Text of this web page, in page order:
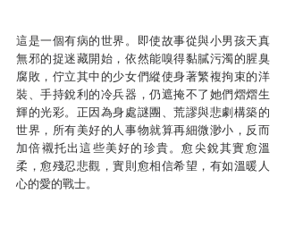
這是一個有病的世界。即使故事從與小男孩天真
無邪的捉迷藏開始，依然能嗅得黏膩污濁的腥臭
腐敗，佇立其中的少女們縱使身著繁複拘束的洋
裝、手持銳利的冷兵器，仍遮掩不了她們熠熠生
輝的光彩。正因為身處謎團、荒謬與悲劇構築的
世界，所有美好的人事物就算再細微渺小，反而
加倍襯托出這些美好的珍貴。愈尖銳其實愈溫
柔，愈殘忍悲觀，實則愈相信希望，有如溫暖人
心的愛的戰士。